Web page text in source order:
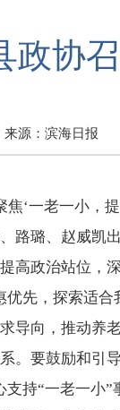
政协
来源： 滨海日报
焦‘一老一小，
路璐、赵威凯
高政治站位，
优先，探索适
导向，推动养
。要鼓励和引
持“一老一小